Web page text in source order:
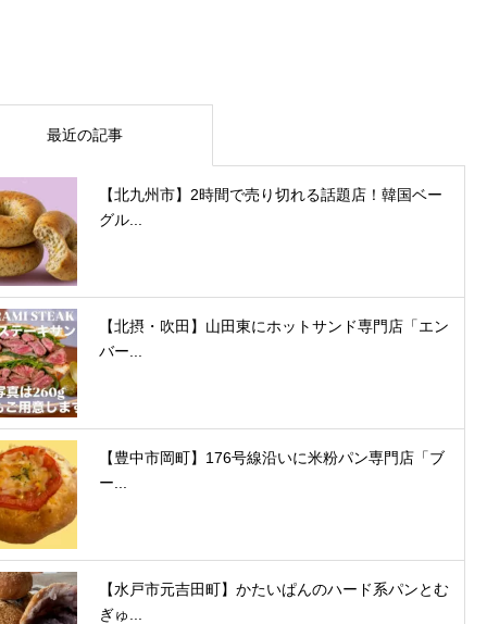
最近の記事
【北九州市】2時間で売り切れる話題店！韓国ベー
グル...
【北摂・吹田】山田東にホットサンド専門店「エン
バー...
【豊中市岡町】176号線沿いに米粉パン専門店「ブ
ー...
【水戸市元吉田町】かたいぱんのハード系パンとむ
ぎゅ...